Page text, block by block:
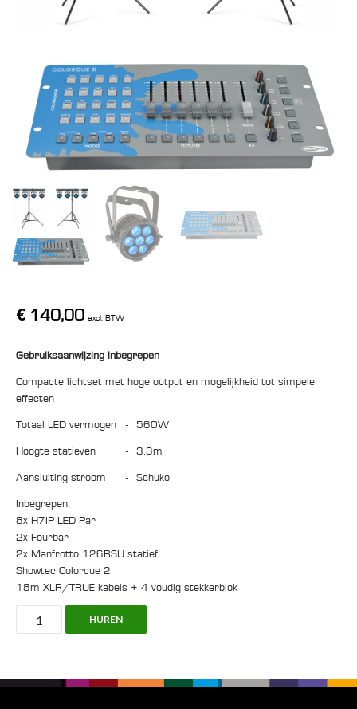
€ 140,00 excl. BTW
Gebruiksaanwijzing inbegrepen
Compacte lichtset met hoge output en mogelijkheid tot simpele
effecten
Totaal LED vermogen - 560W
Hoogte statieven - 3.3m
Aansluiting stroom - Schuko
Inbegrepen:
8x H7IP LED Par
2x Fourbar
2x Manfrotto 126BSU statief
Showtec Colorcue 2
18m XLR/TRUE kabels + 4 voudig stekkerblok
Lighting
Set,
LED
HUREN